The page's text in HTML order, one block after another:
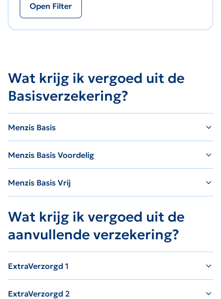
Open Filter
Wat krijg ik vergoed uit de
Basisverzekering?
Menzis Basis
Menzis Basis Voordelig
Menzis Basis Vrij
Wat krijg ik vergoed uit de
aanvullende verzekering?
ExtraVerzorgd 1
ExtraVerzorgd 2